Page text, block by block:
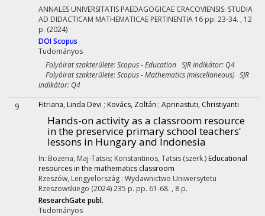
ANNALES UNIVERSITATIS PAEDAGOGICAE CRACOVIENSIS: STUDIA
AD DIDACTICAM MATHEMATICAE PERTINENTIA 16 pp. 23-34. , 12
p. (2024)
DOIScopus
Tudományos
Folyóirat szakterülete: Scopus - Education SJR indikátor: Q4
Folyóirat szakterülete: Scopus - Mathematics (miscellaneous) SJR
indikátor: Q4
9 Fitriana, Linda Devi ; Kovács, Zoltán ; Aprinastuti, Christiyanti
Hands-on activity as a classroom resource
in the preservice primary school teachers'
lessons in Hungary and Indonesia
In: Bozena, Maj-Tatsis; Konstantinos, Tatsis (szerk.) Educational
resources in the mathematics classroom
Rzeszów, Lengyelország : Wydawnictwo Uniwersytetu
Rzeszowskiego (2024)235 p. pp. 61-68. , 8 p.
ResearchGate publ.
Tudományos